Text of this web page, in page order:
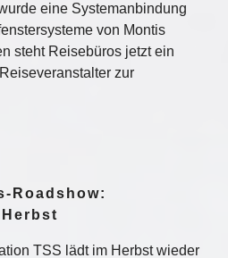
eine Systemanbindung
von Montis
steht Reisebüros jetzt ein
zur
Roadshow:
TSS lädt im Herbst wieder